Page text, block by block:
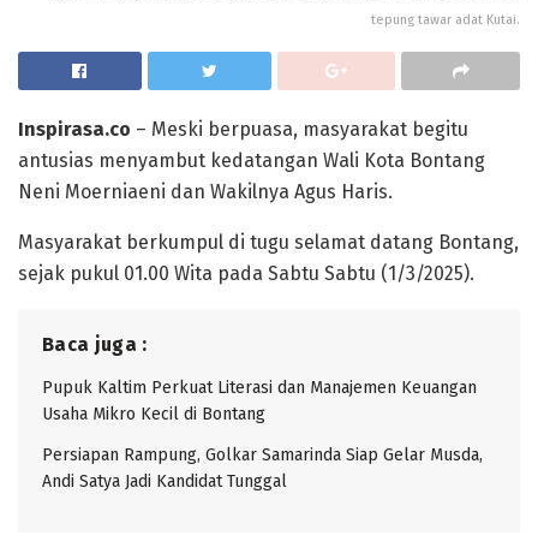
tepung tawar adat Kutai.
Inspirasa.co – Meski berpuasa, masyarakat begitu
antusias menyambut kedatangan Wali Kota Bontang
Neni Moerniaeni dan Wakilnya Agus Haris.
Masyarakat berkumpul di tugu selamat datang Bontang,
sejak pukul 01.00 Wita pada Sabtu Sabtu (1/3/2025).
Baca juga :
Pupuk Kaltim Perkuat Literasi dan Manajemen Keuangan
Usaha Mikro Kecil di Bontang
Persiapan Rampung, Golkar Samarinda Siap Gelar Musda,
Andi Satya Jadi Kandidat Tunggal